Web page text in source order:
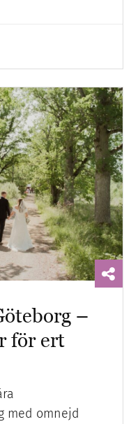
–
för ert
med omnejd